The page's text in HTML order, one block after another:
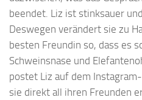
beendet. Liz ist stinksauer
Deswegen verändert sie zu
besten Freundin so, dass es
Schweinsnase und
postet Liz auf dem
sie direkt all ihren Freunden